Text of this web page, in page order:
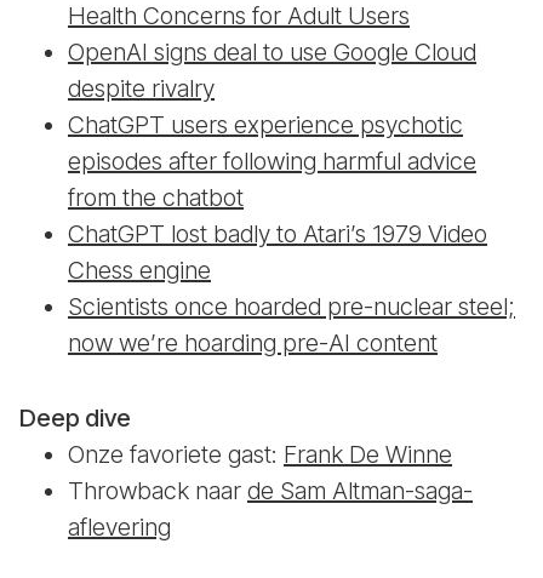
Health Concerns for Adult Users
OpenAI signs deal to use Google Cloud
despite rivalry
ChatGPT users experience psychotic
episodes after following harmful advice
from the chatbot
ChatGPT lost badly to Atari’s 1979 Video
Chess engine
Scientists once hoarded pre-nuclear steel;
now we’re hoarding pre-AI content
Deep dive
Onze favoriete gast: Frank De Winne
Throwback naar de Sam Altman-saga-
aflevering